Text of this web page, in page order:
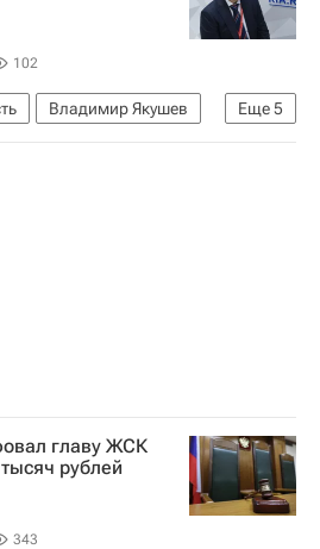
102
Еще5
Владимир Якушев
Министерство строительства и жилищно-коммунального хозяйства РФ (Минстрой России)
главу ЖСК
рублей
343